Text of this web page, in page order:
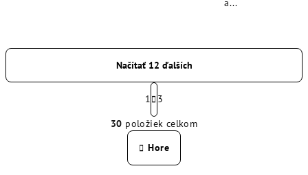
a...
O
v
l
á
Načítať 12 ďalších
S
t
r
á
n
k
o
1
3
30 položiek celkom
Hore